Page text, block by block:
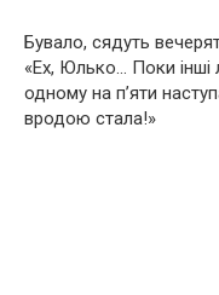
Бувало, сядуть
«Ех, Юлько… Поки інші
одному на п’яти
вродою стала!»